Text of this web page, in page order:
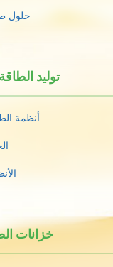
حلول
توليد
أنظمة
خزانات